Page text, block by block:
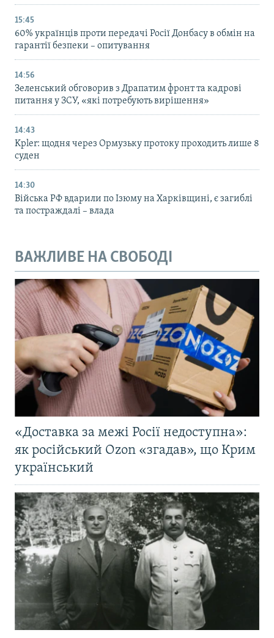
15:45
60% українців проти передачі Росії Донбасу в обмін на
гарантії безпеки – опитування
14:56
Зеленський обговорив з Драпатим фронт та кадрові
питання у ЗСУ, «які потребують вирішення»
14:43
Kpler: щодня через Ормузьку протоку проходить лише 8
суден
14:30
Війська РФ вдарили по Ізюму на Харківщині, є загиблі
та постраждалі – влада
ВАЖЛИВЕ НА СВОБОДІ
«Доставка за межі Росії недоступна»:
як російський Ozon «згадав», що Крим
український